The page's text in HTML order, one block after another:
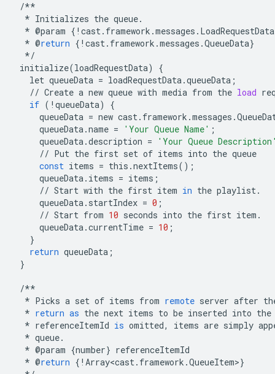
/**
* Initializes the queue.
* @param { ! cast. framework .messages . LoadRequestData
* @return { ! cast. framework .messages .QueueData}
*/
initialize(loadRequestData)
{
let queueData = loadRequestData.queueData ;
// Create a new queue with media from the load
if ( ! queueData)
{
queueData = new cast. framework .messages .
queueData.name = 'Your Queue Name' ;
queueData.description =
'Your Queue
// Put the first set of items into the queue
const items = this .nextItems();
queueData. items = items ;
// Start with the first item in the playlist.
queueData. startIndex = 0 ;
// Start from 10 seconds into the first item .
queueData.currentTime = 10 ;
}
return queueData ;
}
/**
* Picks a set of items from remote server after
* return as the next items to be inserted into the
* referenceItemId is omitted, items are simply
* queue.
* @param {number} referenceItemId
* @return { ! Array<cast. framework .QueueItem>}